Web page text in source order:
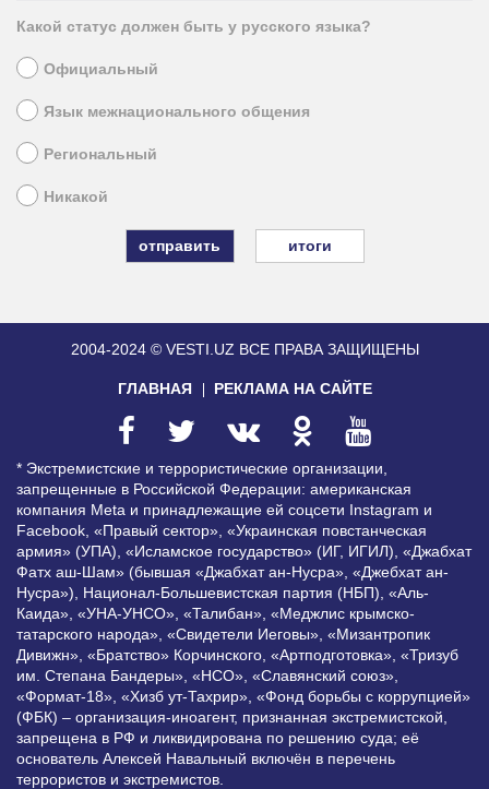
Какой статус должен быть у русского языка?
Официальный
Язык межнационального общения
Региональный
Никакой
итоги
2004-2024 © VESTI.UZ ВСЕ ПРАВА ЗАЩИЩЕНЫ
ГЛАВНАЯ РЕКЛАМА НА САЙТЕ
* Экстремистские и террористические организации,
запрещенные в Российской Федерации: американская
компания Meta и принадлежащие ей соцсети Instagram и
Facebook, «Правый сектор», «Украинская повстанческая
армия» (УПА), «Исламское государство» (ИГ, ИГИЛ), «Джабхат
Фатх аш-Шам» (бывшая «Джабхат ан-Нусра», «Джебхат ан-
Нусра»), Национал-Большевистская партия (НБП), «Аль-
Каида», «УНА-УНСО», «Талибан», «Меджлис крымско-
татарского народа», «Свидетели Иеговы», «Мизантропик
Дивижн», «Братство» Корчинского, «Артподготовка», «Тризуб
им. Степана Бандеры», «НСО», «Славянский союз»,
«Формат-18», «Хизб ут-Тахрир», «Фонд борьбы с коррупцией»
(ФБК) – организация-иноагент, признанная экстремистской,
запрещена в РФ и ликвидирована по решению суда; её
основатель Алексей Навальный включён в перечень
террористов и экстремистов.